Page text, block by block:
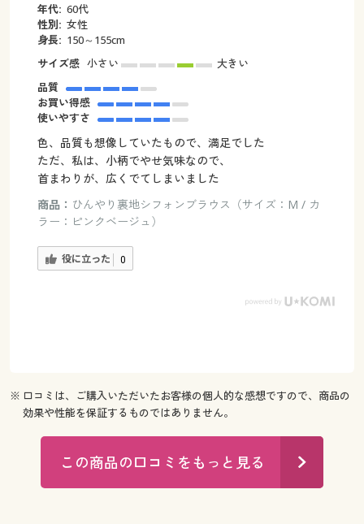
年代: 60代
性別: 女性
身長: 150～155cm
サイズ感 小さい
大きい
品質
お買い得感
使いやすさ
色、品質も想像していたもので、満足でした
ただ、私は、小柄でやせ気味なので、
首まわりが、広くでてしまいました
商品： ひんやり裏地シフォンブラウス（サイズ：M / カ
ラー：ピンクベージュ）
役に立った 0
※ 口コミは、ご購入いただいたお客様の個人的な感想ですので、商品の
効果や性能を保証するものではありません。
この商品の口コミをもっと見る